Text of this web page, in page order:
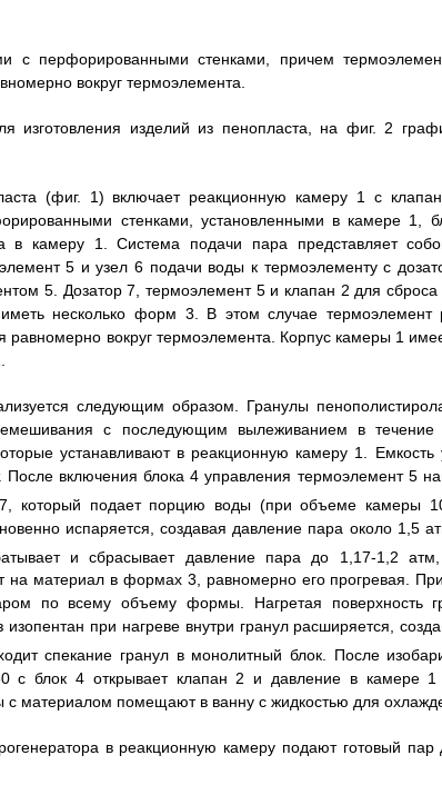
с перфорированными стенками, причем
вокруг термоэлемента.
изготовления изделий из пенопласта, на фиг. 2
(фиг. 1) включает реакционную камеру 1 с
стенками, установленными в камере 1,
камеру 1. Система подачи пара представляет
5 и узел 6 подачи воды к термоэлементу с
5. Дозатор 7, термоэлемент 5 и клапан 2 для
несколько форм 3. В этом случае термоэлемент
вокруг термоэлемента. Корпус камеры 1
следующим образом. Гранулы
с последующим вылеживанием в течение
устанавливают в реакционную камеру 1. Емкость
включения блока 4 управления термоэлемент 5
7, который подает порцию воды (при объеме камеры
испаряется, создавая давление пара около 1,5
и сбрасывает давление пара до 1,17-1,2 атм,
на материал в формах 3, равномерно его прогревая.
по всему объему формы. Нагретая поверхность
при нагреве внутри гранул расширяется,
спекание гранул в монолитный блок. После
с блок 4 открывает клапан 2 и давление в камере 1
материалом помещают в ванну с жидкостью для
в реакционную камеру подают готовый